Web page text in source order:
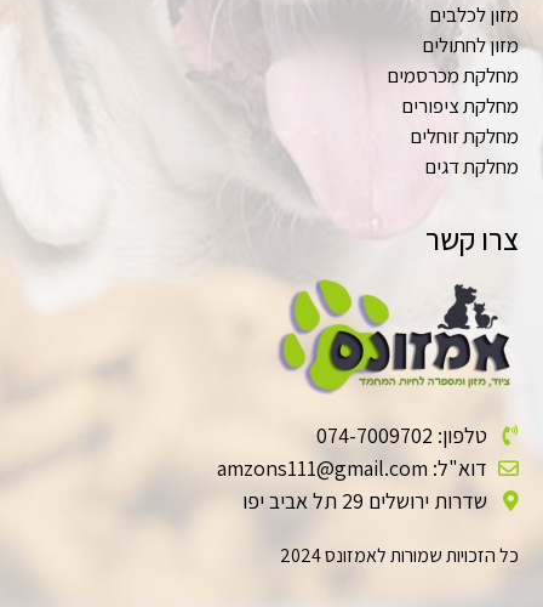
מזון לכלבים
מזון לחתולים
מחלקת מכרסמים
מחלקת ציפורים
מחלקת זוחלים
מחלקת דגים
צרו קשר
טלפון: 074-7009702
דוא"ל: amzons111@gmail.com
שדרות ירושלים 29 תל אביב יפו
כל הזכויות שמורות לאמזונס 2024